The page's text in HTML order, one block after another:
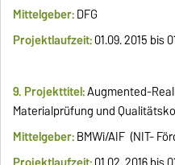
Mittelgeber:DFG
Projektlaufzeit:01.09. 2015 bis
9. Projekttitel:Augmented-
Materialprüfung und
Mittelgeber:BMWi/AIF (NIT-